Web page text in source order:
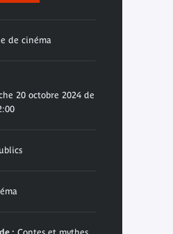
de cinéma
20 octobre 2024 de